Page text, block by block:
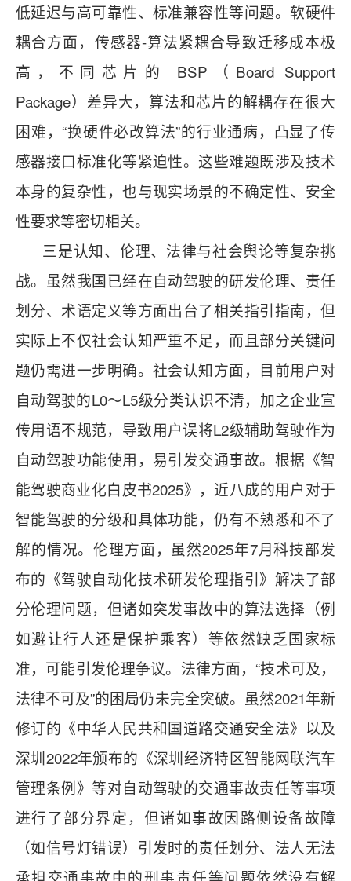
低延迟与高可靠性、标准兼容性等问题。软硬件
耦合方面，传感器-算法紧耦合导致迁移成本极
高，不同芯片的 BSP（Board Support
Package）差异大，算法和芯片的解耦存在很大
困难，“换硬件必改算法”的行业通病，凸显了传
感器接口标准化等紧迫性。这些难题既涉及技术
本身的复杂性，也与现实场景的不确定性、安全
性要求等密切相关。
三是认知、伦理、法律与社会舆论等复杂挑
战。虽然我国已经在自动驾驶的研发伦理、责任
划分、术语定义等方面出台了相关指引指南，但
实际上不仅社会认知严重不足，而且部分关键问
题仍需进一步明确。社会认知方面，目前用户对
自动驾驶的L0～L5级分类认识不清，加之企业宣
传用语不规范，导致用户误将L2级辅助驾驶作为
自动驾驶功能使用，易引发交通事故。 根据《智
能驾驶商业化白皮书2025》，近八成的用户对于
智能驾驶的分级和具体功能，仍有不熟悉和不了
解的情况。伦理方面，虽然2025年7月科技部发
布的《驾驶自动化技术研发伦理指引》解决了部
分伦理问题，但诸如突发事故中的算法选择（例
如避让行人还是保护乘客）等依然缺乏国家标
准，可能引发伦理争议。法律方面，“技术可及，
法律不可及”的困局仍未完全突破。虽然2021年新
修订的《中华人民共和国道路交通安全法》以及
深圳2022年颁布的《深圳经济特区智能网联汽车
管理条例》等对自动驾驶的交通事故责任等事项
进行了部分界定，但诸如事故因路侧设备故障
（如信号灯错误）引发时的责任划分、法人无法